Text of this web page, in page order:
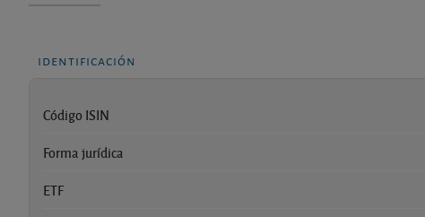
identificación
Código ISIN
Forma jurídica
ETF